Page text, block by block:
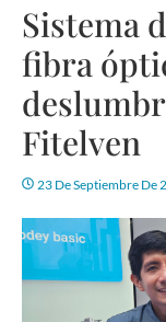
Sistema
fibra
Fitelven
23 De Septiembre De